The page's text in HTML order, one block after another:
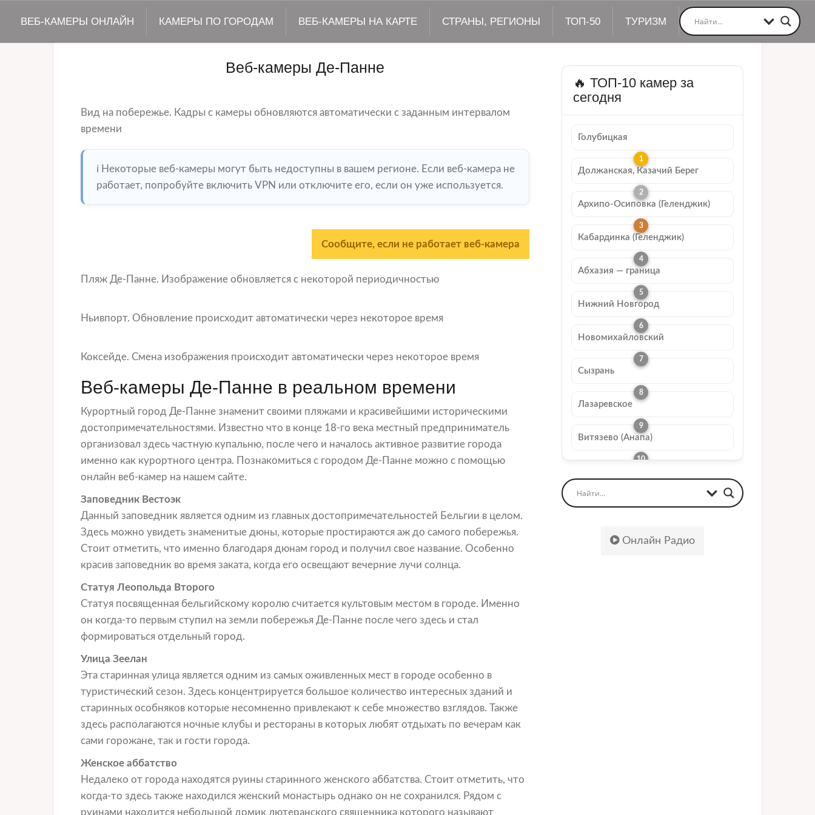
ВЕБ-КАМЕРЫ ОНЛАЙН КАМЕРЫ ПО ГОРОДАМ ВЕБ-КАМЕРЫ НА КАРТЕ СТРАНЫ, РЕГИОНЫ ТОП-50 ТУРИЗМ
Веб-камеры Де-Панне
Вид на побережье. Кадры с камеры обновляются автоматически с заданным интервалом
времени
ℹ️ Некоторые веб-камеры могут быть недоступны в вашем регионе. Если веб-камера не
работает, попробуйте включить VPN или отключите его, если он уже используется.
Сообщите, если не работает веб-камера
Пляж Де-Панне. Изображение обновляется с некоторой периодичностью
Ньивпорт. Обновление происходит автоматически через некоторое время
Коксейде. Смена изображения происходит автоматически через некоторое время
Веб-камеры Де-Панне в реальном времени
Курортный город Де-Панне знаменит своими пляжами и красивейшими историческими
достопримечательностями. Известно что в конце 18-го века местный предприниматель
организовал здесь частную купальню, после чего и началось активное развитие города
именно как курортного центра. Познакомиться с городом Де-Панне можно с помощью
онлайн веб-камер на нашем сайте.
Заповедник Вестоэк
Данный заповедник является одним из главных достопримечательностей Бельгии в целом.
Здесь можно увидеть знаменитые дюны, которые простираются аж до самого побережья.
Стоит отметить, что именно благодаря дюнам город и получил свое название. Особенно
красив заповедник во время заката, когда его освещают вечерние лучи солнца.
Статуя Леопольда Второго
Статуя посвященная бельгийскому королю считается культовым местом в городе. Именно
он когда-то первым ступил на земли побережья Де-Панне после чего здесь и стал
формироваться отдельный город.
Улица Зеелан
Эта старинная улица является одним из самых оживленных мест в городе особенно в
туристический сезон. Здесь концентрируется большое количество интересных зданий и
старинных особняков которые несомненно привлекают к себе множество взглядов. Также
здесь располагаются ночные клубы и рестораны в которых любят отдыхать по вечерам как
сами горожане, так и гости города.
Женское аббатство
Недалеко от города находятся руины старинного женского аббатства. Стоит отметить, что
когда-то здесь также находился женский монастырь однако он не сохранился. Рядом с
руинами находится небольшой домик лютеранского священника которого называют
🔥 ТОП-10 камер за
сегодня
Голубицкая
Должанская, Казачий Берег
Архипо-Осиповка (Геленджик)
Кабардинка (Геленджик)
Абхазия — граница
Нижний Новгород
Новомихайловский
Сызрань
Лазаревское
Витязево (Анапа)
Онлайн Радио